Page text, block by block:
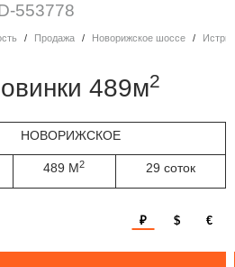
553778
Продажа Новорижское шоссе
489м2
НОВОРИЖСКОЕ
489 М2 29 соток
₽ $ €